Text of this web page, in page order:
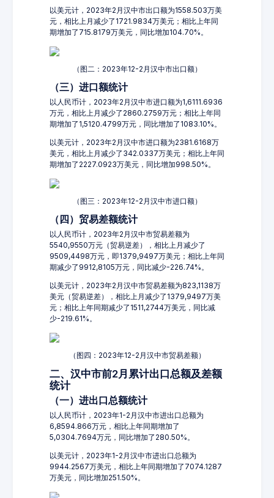
以美元计，2023年2月汉中市出口额为1558.503万美
元，相比上月减少了1721.9834万美元；相比上年同
期增加了715.8179万美元，同比增加104.70%。
（图二：2023年12-2月汉中市出口额）
（三）进口额统计
以人民币计，2023年2月汉中市进口额为1,6111.6936
万元，相比上月减少了2860.2759万元；相比上年同
期增加了1,5120.4799万元，同比增加了1083.10%。
以美元计，2023年2月汉中市进口额为2381.6168万
美元，相比上月减少了342.0337万美元；相比上年同
期增加了2227.0923万美元，同比增加998.50%。
（图三：2023年12-2月汉中市进口额）
（四）贸易差额统计
以人民币计，2023年2月汉中市贸易差额为
5540,9550万元（贸易逆差），相比上月减少了
9509,4498万元，即1379,9497万美元；相比上年同
期减少了9912,8105万元，同比减少-226.74%。
以美元计，2023年2月汉中市贸易差额为823,1138万
美元（贸易逆差），相比上月减少了1379,9497万美
元；相比上年同期减少了1511,2744万美元，同比减
少-219.61%。
（图四：2023年12-2月汉中市贸易差额）
二、汉中市前2月累计出口总额及差额
统计
（一）进出口总额统计
以人民币计，2023年1-2月汉中市进出口总额为
6,8594.866万元，相比上年同期增加了
5,0304.7694万元，同比增加了280.50%。
以美元计，2023年1-2月汉中市进出口总额为
9944.2567万美元，相比上年同期增加了7074.1287
万美元，同比增加251.50%。